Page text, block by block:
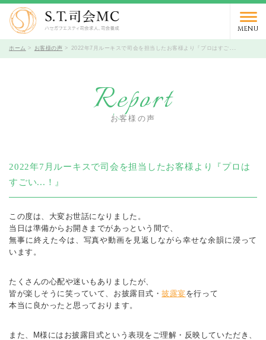
MENU
受付時間 10時～19時 / 定休日 火曜日
ホーム お客様の声 2022年7月ルーキスで司会を担当したお客様より『プロはすごい...！』
Report
お客様の声
2022年7月ルーキスで司会を担当したお客様より『プロは
すごい...！』
この度は、大変お世話になりました。
当日は準備からお開きまでがあっという間で、
無事に終えた今は、写真や動画を見返しながら幸せな余韻に浸って
います。
たくさんの心配や迷いもありましたが、
皆が楽しそうに笑っていて、お披露目式・披露宴を行って
本当に良かったと思っております。
また、M様にはお披露目式という表現をご理解・反映していただき、